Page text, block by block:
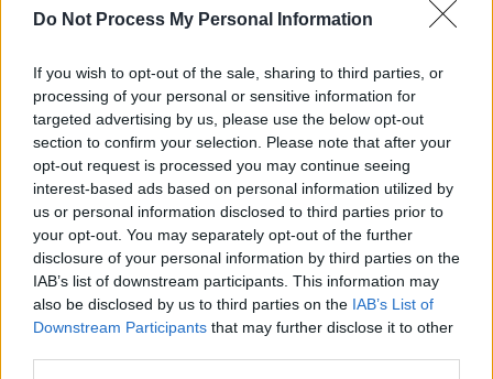
Do Not Process My Personal Information
If you wish to opt-out of the sale, sharing to third parties, or
processing of your personal or sensitive information for
targeted advertising by us, please use the below opt-out
section to confirm your selection. Please note that after your
opt-out request is processed you may continue seeing
interest-based ads based on personal information utilized by
us or personal information disclosed to third parties prior to
your opt-out. You may separately opt-out of the further
disclosure of your personal information by third parties on the
IAB’s list of downstream participants. This information may
also be disclosed by us to third parties on the IAB’s List of
Downstream Participants that may further disclose it to other
κινήσεις θα υπάρξουν στο πεδίο των μισθών
Ωστόσο με την κυβέρνηση να βρίσκεται ήδη
στα μισά της δεύτερης τετραετίας- και μετά
το.. μήνυμα των περσινών ευρωεκλογών - η
προσέγγιση των αναποφάσιστων
ψηφοφόρων δεν θεωρείται πως μπορεί να
γίνει μόνο μέσα από το πακέτο τηςΔΕΘ. Το
τοπίο πλέον είναι σύνθετο με τους
γαλάζιους» να καλούνται να
αντιμετωπίσουν πολλαπλές προκλήσεις σε
διαφορετικούς τομείς.